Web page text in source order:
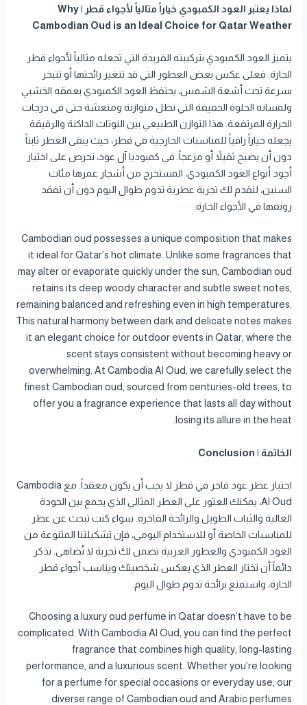
لماذا يعتبر العود الكمبودي خياراً مثالياً لأجواء قطر | Why
Cambodian Oud is an Ideal Choice for Qatar Weather
يتميز العود الكمبودي بتركيبته الفريدة التي تجعله مثالياً لأجواء قطر
الحارة. فعلى عكس بعض العطور التي قد تتغير رائحتها أو تتبخر
بسرعة تحت أشعة الشمس، يحتفظ العود الكمبودي بعمقه الخشبي
ولمساته الحلوة الخفيفة التي تظل متوازنة ومنعشة حتى في درجات
الحرارة المرتفعة. هذا التوازن الطبيعي بين النوتات الداكنة والرقيقة
يجعله خياراً راقياً للمناسبات الخارجية في قطر، حيث يبقى العطر ثابتاً
دون أن يصبح ثقيلاً أو مزعجاً. في كمبوديا آل عود، نحرص على اختيار
أجود أنواع العود الكمبودي، المستخرج من أشجار عمرها مئات
السنين، لنقدم لك تجربة عطرية تدوم طوال اليوم دون أن تفقد
رونقها في الأجواء الحارة.
Cambodian oud possesses a unique composition that makes
it ideal for Qatar’s hot climate. Unlike some fragrances that
may alter or evaporate quickly under the sun, Cambodian oud
retains its deep woody character and subtle sweet notes,
remaining balanced and refreshing even in high temperatures.
This natural harmony between dark and delicate notes makes
it an elegant choice for outdoor events in Qatar, where the
scent stays consistent without becoming heavy or
overwhelming. At Cambodia Al Oud, we carefully select the
finest Cambodian oud, sourced from centuries-old trees, to
offer you a fragrance experience that lasts all day without
losing its allure in the heat.
الخاتمة | Conclusion
اختيار عطر عود فاخر في قطر لا يجب أن يكون معقداً. مع Cambodia
Al Oud، يمكنك العثور على العطر المثالي الذي يجمع بين الجودة
العالية والثبات الطويل والرائحة الفاخرة. سواء كنت تبحث عن عطر
للمناسبات الخاصة أو للاستخدام اليومي، فإن تشكيلتنا المتنوعة من
العود الكمبودي والعطور العربية تضمن لك تجربة لا تُضاهى. تذكر
دائماً أن تختار العطر الذي يعكس شخصيتك ويناسب أجواء قطر
الحارة، واستمتع برائحة تدوم طوال اليوم.
Choosing a luxury oud perfume in Qatar doesn’t have to be
complicated. With Cambodia Al Oud, you can find the perfect
fragrance that combines high quality, long-lasting
performance, and a luxurious scent. Whether you’re looking
for a perfume for special occasions or everyday use, our
diverse range of Cambodian oud and Arabic perfumes